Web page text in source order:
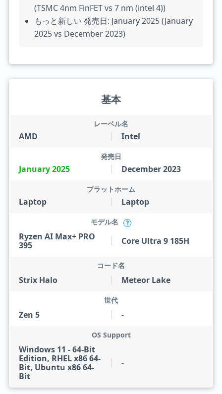
(TSMC 4nm FinFET vs 7 nm (intel 4))
もっと新しい 発売日: January 2025 (January
2025 vs December 2023)
基本
AMD
レーベル名
Intel
January 2025
発売日
December 2023
Laptop
プラットホーム
Laptop
Ryzen AI Max+ PRO
395
モデル名 ?
Core Ultra 9 185H
Strix Halo
コード名
Meteor Lake
Zen 5
世代
-
Windows 11 - 64-Bit
Edition, RHEL x86 64-
Bit, Ubuntu x86 64-
Bit
OS Support
-